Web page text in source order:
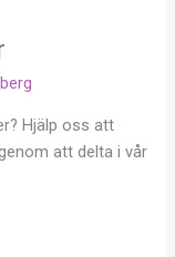
Hjälp oss att
att delta i vår